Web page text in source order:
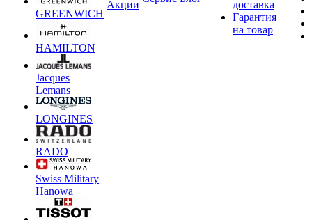
GREENWICH
HAMILTON
Jacques
Lemans
LONGINES
RADO
Swiss Military
Hanowa
Акции
доставка
Гарантия
на товар